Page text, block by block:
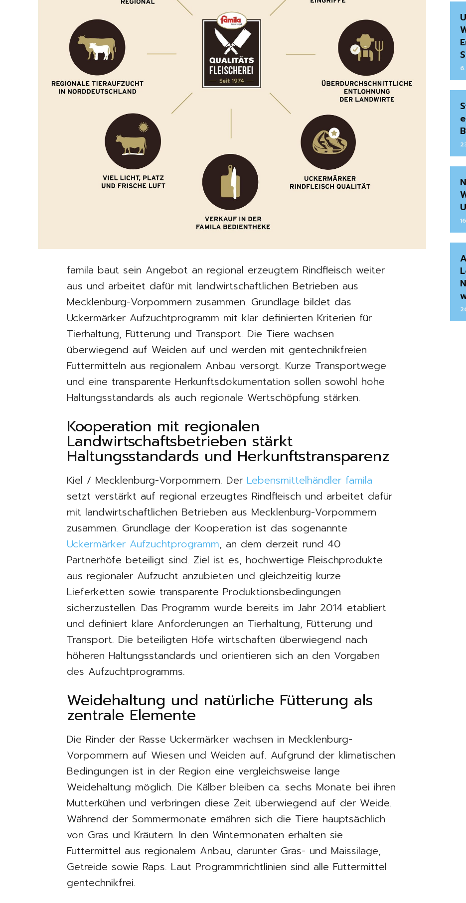
famila baut sein Angebot an regional erzeugtem Rindfleisch weiter
aus und arbeitet dafür mit landwirtschaftlichen Betrieben aus
Mecklenburg-Vorpommern zusammen. Grundlage bildet das
Uckermärker Aufzuchtprogramm mit klar definierten Kriterien für
Tierhaltung, Fütterung und Transport. Die Tiere wachsen
überwiegend auf Weiden auf und werden mit gentechnikfreien
Futtermitteln aus regionalem Anbau versorgt. Kurze Transportwege
und eine transparente Herkunftsdokumentation sollen sowohl hohe
Haltungsstandards als auch regionale Wertschöpfung stärken.
Kooperation mit regionalen
Landwirtschaftsbetrieben stärkt
Haltungsstandards und Herkunftstransparenz
Kiel / Mecklenburg-Vorpommern. Der Lebensmittelhändler famila
setzt verstärkt auf regional erzeugtes Rindfleisch und arbeitet dafür
mit landwirtschaftlichen Betrieben aus Mecklenburg-Vorpommern
zusammen. Grundlage der Kooperation ist das sogenannte
Uckermärker Aufzuchtprogramm, an dem derzeit rund 40
Partnerhöfe beteiligt sind. Ziel ist es, hochwertige Fleischprodukte
aus regionaler Aufzucht anzubieten und gleichzeitig kurze
Lieferketten sowie transparente Produktionsbedingungen
sicherzustellen. Das Programm wurde bereits im Jahr 2014 etabliert
und definiert klare Anforderungen an Tierhaltung, Fütterung und
Transport. Die beteiligten Höfe wirtschaften überwiegend nach
höheren Haltungsstandards und orientieren sich an den Vorgaben
des Aufzuchtprogramms.
Weidehaltung und natürliche Fütterung als
zentrale Elemente
Die Rinder der Rasse Uckermärker wachsen in Mecklenburg-
Vorpommern auf Wiesen und Weiden auf. Aufgrund der klimatischen
Bedingungen ist in der Region eine vergleichsweise lange
Weidehaltung möglich. Die Kälber bleiben ca. sechs Monate bei ihren
Mutterkühen und verbringen diese Zeit überwiegend auf der Weide.
Während der Sommermonate ernähren sich die Tiere hauptsächlich
von Gras und Kräutern. In den Wintermonaten erhalten sie
Futtermittel aus regionalem Anbau, darunter Gras- und Maissilage,
Getreide sowie Raps. Laut Programmrichtlinien sind alle Futtermittel
gentechnikfrei.